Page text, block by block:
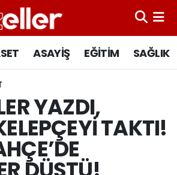
ASAYİŞ EĞİTİM SAĞLIK
YAZDI,
TAKTI!
Durumu ve Fikstür